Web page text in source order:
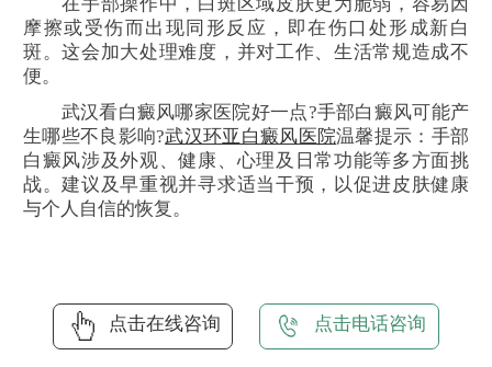
摩擦或受伤而出现同形反应，即在伤口处形成新白
斑。这会加大处理难度，并对工作、生活常规造成不
便。
武汉看白癜风哪家医院好一点?手部白癜风可能产
生哪些不良影响?武汉环亚白癜风医院温馨提示：手部
白癜风涉及外观、健康、心理及日常功能等多方面挑
战。建议及早重视并寻求适当干预，以促进皮肤健康
与个人自信的恢复。
点击在线咨询 点击电话咨询